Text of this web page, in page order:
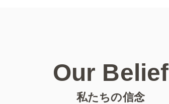
Our Belief
私たちの信念